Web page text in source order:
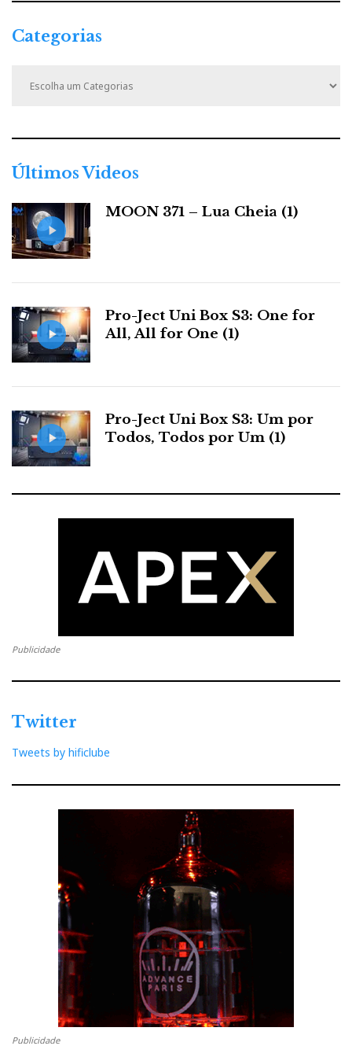
Categorias
r
s
Últimos Videos
MOON 371 – Lua Cheia (1)
Pro-Ject Uni Box S3: One for
All, All for One (1)
Pro-Ject Uni Box S3: Um por
Todos, Todos por Um (1)
Publicidade
Twitter
Tweets by hificlube
Publicidade